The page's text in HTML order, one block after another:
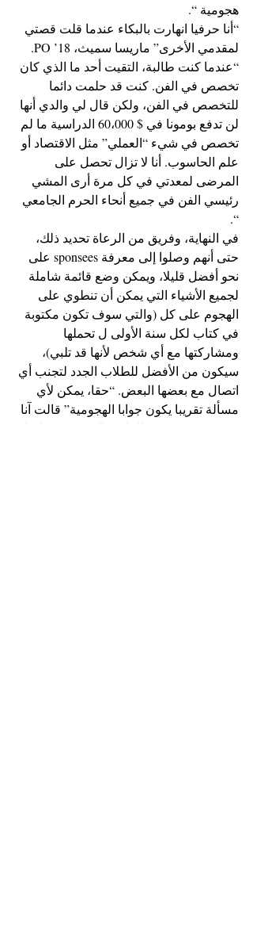
هجومية “.
“أنا حرفيا انهارت بالبكاء عندما قلت قصتي
لمقدمي الأخرى” ماريسا سميث، PO ’18.
“عندما كنت طالبة، التقيت أحد ما الذي كان
تخصص في الفن. كنت قد حلمت دائما
للتخصص في الفن، ولكن قال لي والدي أنها
لن تدفع بومونا في $ 60،000 الدراسية ما لم
تخصص في شيء “العملي” مثل الاقتصاد أو
علم الحاسوب. أنا لا تزال تحصل على
المرضى لمعدتي في كل مرة أرى المشي
رئيسي الفن في جميع أنحاء الحرم الجامعي
“.
في النهاية، وفريق من الرعاة تحديد ذلك،
حتى أنهم وصلوا إلى معرفة sponsees على
نحو أفضل قليلا، ويمكن وضع قائمة شاملة
لجميع الأشياء التي يمكن أن تنطوي على
الهجوم على كل (والتي سوف تكون مكتوبة
في كتاب لكل سنة الأولى ل تحملها
ومشاركتها مع أي شخص لأنها قد تلبي)،
سيكون من الأفضل للطلاب الجدد لتجنب أي
اتصال مع بعضها البعض. “حقا، يمكن لأي
مسألة تقريبا يكون جوابا الهجومية” قالت آنا
رودريغيز، PO ’17، الراعي الرئيسي. “ولهذا